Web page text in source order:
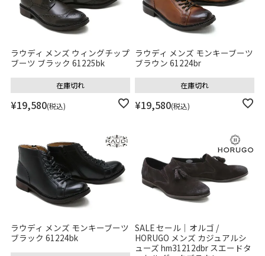
ラウディ メンズ ウィングチップ
ブーツ ブラック 61225bk
¥19,580 税込
在庫切れ
ラウディ メンズ モンキーブーツ
ブラウン 61224br
¥19,580 税込
在庫切れ
ラウディ メンズ モンキーブーツ
ブラック 61224bk
SALE セール｜オルゴ /
HORUGO メンズ カジュアルシ
ューズ hm31212dbr スエードタ